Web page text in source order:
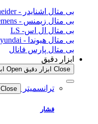
بی متال اشنایدر - Schneider
بی متال زیمنس - Siemens
بی متال ال اس- LS
بی متال هیوندا - Hyundai
بی متال پارس فانال
ابزار دقیق
Close ابزار دقیق Open ابزار دقیق
ترانسمیتر Close ترانسمیتر
فشار